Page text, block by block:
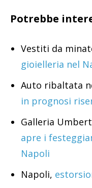
Potrebbe
Vestiti da
gioielleria nel
Auto ribaltata
in prognosi
Galleria
apre i
Napoli
Napoli,